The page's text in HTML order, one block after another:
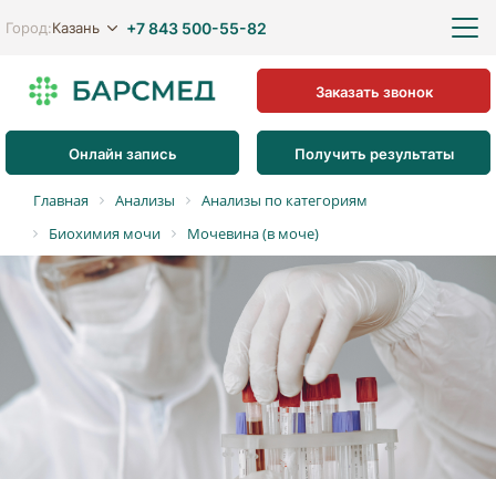
Город:Казань +7 843 500-55-82
Онлайн запись Получить результаты
Заказать звонок
Главная Анализы
Анализы по категориям
Биохимия мочи
Мочевина (в моче)